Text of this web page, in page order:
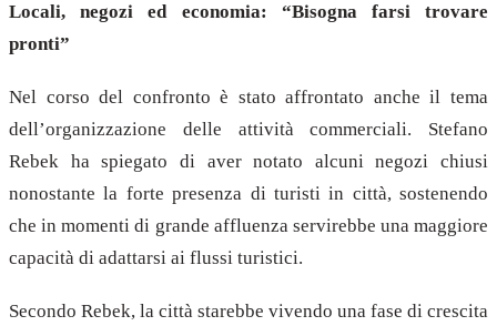
Locali, negozi ed economia: “Bisogna farsi trovare
pronti”
Nel corso del confronto è stato affrontato anche il tema
dell’organizzazione delle attività commerciali. Stefano
Rebek ha spiegato di aver notato alcuni negozi chiusi
nonostante la forte presenza di turisti in città, sostenendo
che in momenti di grande affluenza servirebbe una maggiore
capacità di adattarsi ai flussi turistici.
Secondo Rebek, la città starebbe vivendo una fase di crescita